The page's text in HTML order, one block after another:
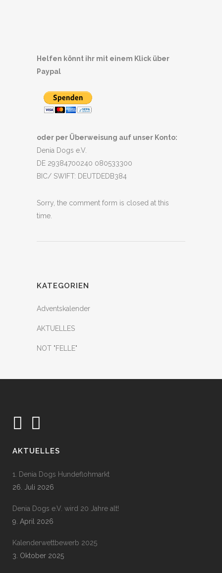
Helfen könnt ihr mit einem Klick über
Paypal
oder per Überweisung auf unser Konto:
Denia Dogs e.V.
DE 29384700240 080533300
BIC/ SWIFT: DEUTDEDB384
Sorry, the comment form is closed at this
time.
KATEGORIEN
Adventskalender
AKTUELLES
NOT "FELLE"
AKTUELLES
1. Denia Dogs Hundeflohmarkt
26. Juli 2026
Denia Dogs e.V. wird 20 Jahre alt!
9. April 2026
Kalenderwettbewerb 2025
3. Oktober 2025